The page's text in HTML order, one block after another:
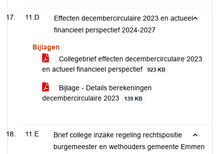
11.D
Effecten decembercirculaire 2023 en actueel
financieel perspectief 2024-2027
Bijlagen
Collegebrief effecten decembercirculaire 2023
en actueel financieel perspectief
923 KB
Bijlage - Details berekeningen
decembercirculaire 2023
139 KB
11.E
Brief college inzake regeling rechtspositie
burgemeester en wethouders gemeente Emmen